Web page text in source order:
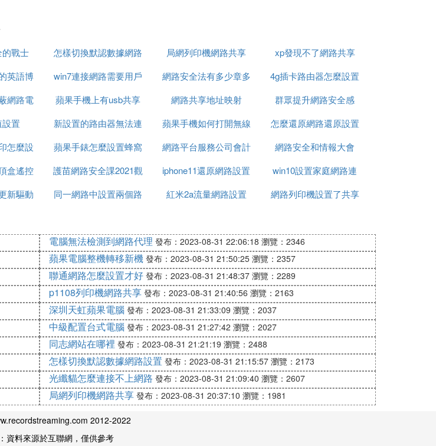
網路安全保護水平，促進行業健康發展。第十二條國家保護公民、法人和其
，為社會提供安全、便利的網路服務，保障網路信息依法有序自由流動。
社會公德，不得危害網路安全，不得利用網路從事危害國家安全、榮譽和利
及侵害他人名譽、隱私、知識產權和其他合法權益等活動。第十三條國家支持
用網路從事危害未成年人身心健康的活動，為未成年人提供安全、健康的網路
、電信、公安等部門舉報。收到舉報的部門應當及時依法作出處理；不屬於本
，組織制定並適時修訂有關網路安全管理以及網路產品、服務和運行安全的國
，支持網路安全技術的研究開發和應用，推廣安全可信的網路產品和服務，保
網路安全技術創新項目。
十三號）：
公共利益，保護公民、法人和其他組織的合法權益，促進經濟社會信息化健康
九條，內容十分豐富，奠定了中國網路安全保護和網路空間治理的基本框架，
意義。
，確定了網路建設、運營、維護和使用網路，以及網路安全監管等多項法律規
了一個維護網路空間主權和國家安全的閉環系統。
網路安全的保護和監管職責，明確了網路運營者應履行的安全義務，平衡了涉
戰士
怎樣切換默認數據網路
設置
局網列印機網路共享
xp發現不了網路共享
英語博
win7連接網路需要用戶
名密碼怎麼設置
網路安全法有多少章多
少條單選題
4g插卡路由器怎麼設置
網路
網路電
蘋果手機上有usb共享
網路嗎
網路共享地址映射
群眾提升網路安全感
置
新設置的路由器無法連
接網路連接
蘋果手機如何打開無線
網路設置方法
怎麼還原網路還原設置
怎麼設
蘋果手錶怎麼設置蜂窩
網路電信網路
網路平台服務公司會計
科目設置
網路安全和情報大會
盒遙控
置
護苗網路安全課2021觀
後感
iphone11還原網路設置
有沒有影響
win10設置家庭網路連
接
新驅動
同一網路中設置兩個路
紅米2a流量網路設置
網路列印機設置了共享
電腦無法檢測到網路代理 發布：2023-08-31 22:06:18 瀏覽：2346
蘋果電腦整機轉移新機 發布：2023-08-31 21:50:25 瀏覽：2357
聯通網路怎麼設置才好 發布：2023-08-31 21:48:37 瀏覽：2289
p1108列印機網路共享 發布：2023-08-31 21:40:56 瀏覽：2163
深圳天虹蘋果電腦 發布：2023-08-31 21:33:09 瀏覽：2037
中級配置台式電腦 發布：2023-08-31 21:27:42 瀏覽：2027
同志網站在哪裡 發布：2023-08-31 21:21:19 瀏覽：2488
怎樣切換默認數據網路設置 發布：2023-08-31 21:15:57 瀏覽：2173
光纖貓怎麼連接不上網路 發布：2023-08-31 21:09:40 瀏覽：2607
局網列印機網路共享 發布：2023-08-31 20:37:10 瀏覽：1981
2012-2022
資料來源於互聯網，僅供參考